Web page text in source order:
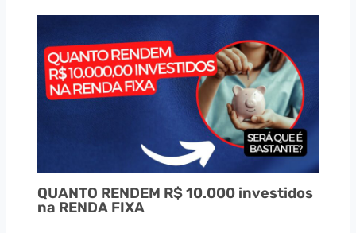
QUANTO RENDEM R$ 10.000 investidos
na RENDA FIXA